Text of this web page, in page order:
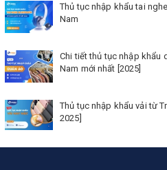
Thủ tục nhập khẩu tai
Nam
Chi tiết thủ tục nhập khẩu
Nam mới nhất [2025]
Thủ tục nhập khẩu vải từ
2025]